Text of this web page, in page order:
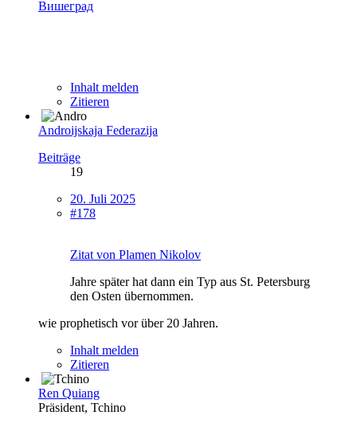
Вишеград
Inhalt melden
Zitieren
Androijskaja Federazija
Beiträge
19
20. Juli 2025
#178
Zitat von Plamen Nikolov
Jahre später hat dann ein Typ aus St. Petersburg
den Osten übernommen.
wie prophetisch vor über 20 Jahren.
Inhalt melden
Zitieren
Ren Quiang
Präsident, Tchino